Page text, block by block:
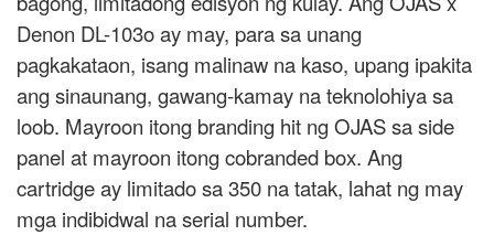
Denon DL-103o ay may, para sa unang
pagkakataon, isang malinaw na kaso, upang ipakita
ang sinaunang, gawang-kamay na teknolohiya sa
loob. Mayroon itong branding hit ng OJAS sa side
panel at mayroon itong cobranded box. Ang
cartridge ay limitado sa 350 na tatak, lahat ng may
mga indibidwal na serial number.